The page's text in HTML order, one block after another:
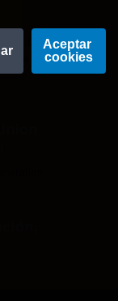
del
de
Aceptar
cookies